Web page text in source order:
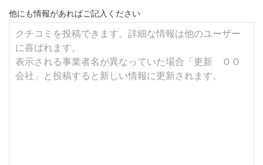
他にも情報があればご記入ください